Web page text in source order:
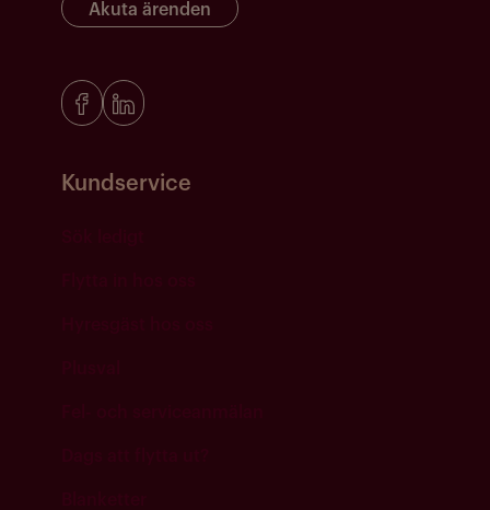
Akuta ärenden
Kundservice